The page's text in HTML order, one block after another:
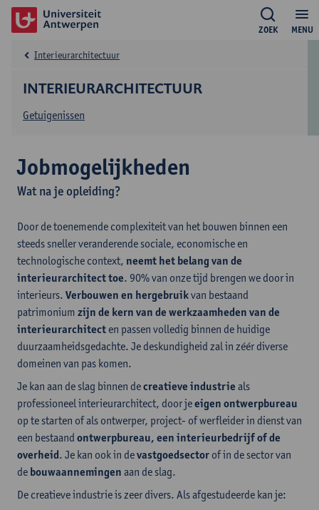
MENU
ZOEK
INTERIEURARCHITECTUUR
Interieurarchitectuur
Getuigenissen
Jobmogelijkheden
Wat na je opleiding?
Door de toenemende complexiteit van het bouwen binnen een
steeds sneller veranderende sociale, economische en
technologische context, neemt het belang van de
interieurarchitect toe. 90% van onze tijd brengen we door in
interieurs. Verbouwen en hergebruikvan bestaand
patrimonium zijn de kern van de werkzaamheden van de
interieurarchitect en passen volledig binnen de huidige
duurzaamheidsgedachte. Je deskundigheid zal in zéér diverse
domeinen van pas komen.
Je kan aan de slag binnen decreatieve industrie als
professioneel interieurarchitect, door jeeigen ontwerpbureau
op te starten of als ontwerper, project- of werfleider in dienst van
een bestaand ontwerpbureau, een interieurbedrijf of de
overheid. Je kan ook in devastgoedsector of in de sector van
de bouwaannemingen aan de slag.
De creatieve industrie is zeer divers. Als afgestudeerde kan je: